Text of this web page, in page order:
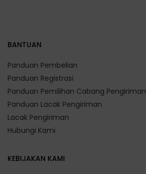
BANTUAN
Panduan Pembelian
Panduan Registrasi
Panduan Pemilihan Cabang Pengiriman
Panduan Lacak Pengiriman
Lacak Pengiriman
Hubungi Kami
KEBIJAKAN KAMI